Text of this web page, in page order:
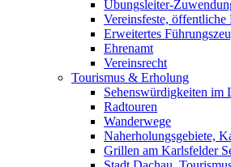
Übungsleiter-
Vereinsfeste, öffentliche
Erweitertes
Ehrenamt
Vereinsrecht
Tourismus & Erholung
Sehenswürdigkeiten im
Radtouren
Wanderwege
Naherholungsgebiete,
Grillen am Karlsfelder